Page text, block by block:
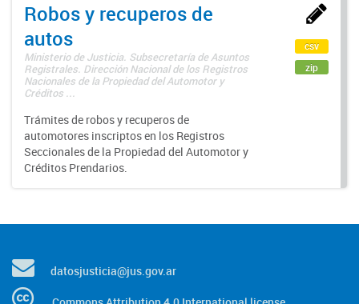
Robos y recuperos de
autos
Ministerio de Justicia. Subsecretaría de Asuntos
Registrales. Dirección Nacional de los Registros
Nacionales de la Propiedad del Automotor y
Créditos ...
Trámites de robos y recuperos de
automotores inscriptos en los Registros
Seccionales de la Propiedad del Automotor y
Créditos Prendarios.
csv
zip
datosjusticia@jus.gov.ar